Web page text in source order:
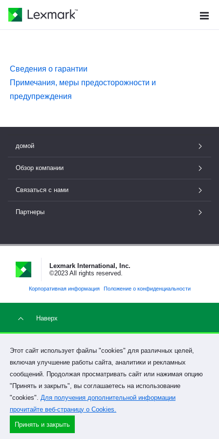
Сведения о гарантии
Примечания, меры предосторожности и
предупреждения
домой
Обзор компании
Связаться с нами
Партнеры
Lexmark International, Inc.
©2023 All rights reserved.
Корпоративная информация Положение о конфиденциальности
Наверх
Этот сайт использует файлы "cookies" для различных целей,
включая улучшение работы сайта, аналитики и рекламных
сообщений. Продолжая просматривать сайт или нажимая опцию
"Принять и закрыть", вы соглашаетесь на использование
"cookies". Для получения дополнительной информации
прочитайте веб-страницу о Cookies.
Принять и закрыть